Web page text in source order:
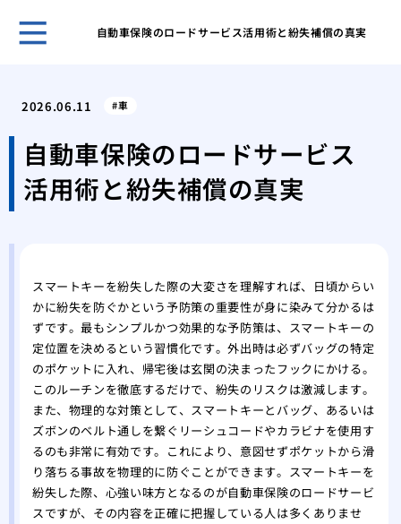
自動車保険のロードサービス活用術と紛失補償の真実
電
時
特
金
な
償
2026.06.11 車
自動車保険のロードサービス
活用術と紛失補償の真実
スマートキーを紛失した際の大変さを理解すれば、日頃からい
かに紛失を防ぐかという予防策の重要性が身に染みて分かるは
ずです。最もシンプルかつ効果的な予防策は、スマートキーの
定位置を決めるという習慣化です。外出時は必ずバッグの特定
のポケットに入れ、帰宅後は玄関の決まったフックにかける。
このルーチンを徹底するだけで、紛失のリスクは激減します。
また、物理的な対策として、スマートキーとバッグ、あるいは
ズボンのベルト通しを繋ぐリーシュコードやカラビナを使用す
るのも非常に有効です。これにより、意図せずポケットから滑
り落ちる事故を物理的に防ぐことができます。スマートキーを
紛失した際、心強い味方となるのが自動車保険のロードサービ
スですが、その内容を正確に把握している人は多くありませ